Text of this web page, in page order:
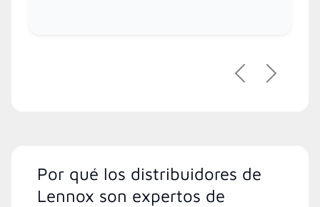
PreviousNext
Por qué los distribuidores de
Lennox son expertos de